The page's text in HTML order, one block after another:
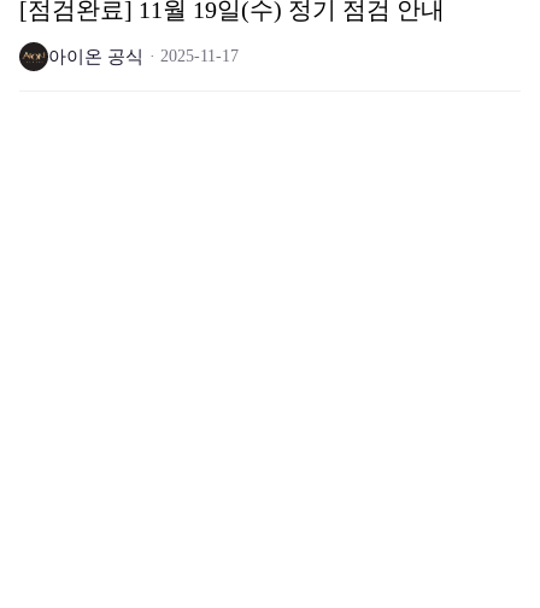
[점검완료] 11월 19일(수) 정기 점검 안내
아이온 공식 2025-11-17